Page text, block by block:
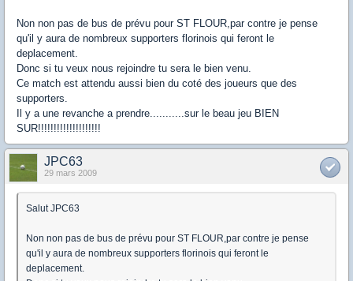
Non non pas de bus de prévu pour ST FLOUR,par contre je pense
qu'il y aura de nombreux supporters florinois qui feront le
deplacement.
Donc si tu veux nous rejoindre tu sera le bien venu.
Ce match est attendu aussi bien du coté des joueurs que des
supporters.
Il y a une revanche a prendre...........sur le beau jeu BIEN
SUR!!!!!!!!!!!!!!!!!!!!
JPC63
29 mars 2009
Salut JPC63
Non non pas de bus de prévu pour ST FLOUR,par contre je pense
qu'il y aura de nombreux supporters florinois qui feront le
deplacement.